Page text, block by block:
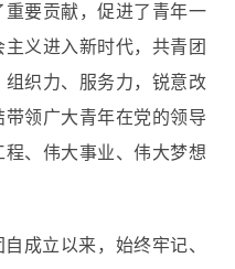
要贡献，促进了青年一
义进入新时代，共青团
织力、服务力，锐意改
领广大青年在党的领导
、伟大事业、伟大梦想
立以来，始终牢记、